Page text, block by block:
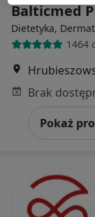
Balticmed
Dietetyka,
1464
Pokaż